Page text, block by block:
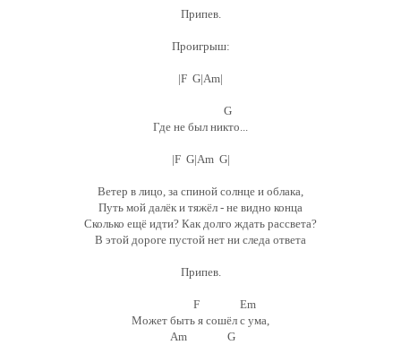
Припев.
Проигрыш:
|F G|Am|
G
Где не был никто...
|F G|Am G|
Ветер в лицо, за спиной солнце и облака,
Путь мой далёк и тяжёл - не видно конца
Сколько ещё идти? Как долго ждать рассвета?
В этой дороге пустой нет ни следа ответа
Припев.
F Em
Может быть я сошёл с ума,
Am G